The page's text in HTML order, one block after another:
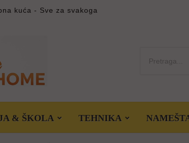
kuća - Sve za svakoga
& ŠKOLA TEHNIKA